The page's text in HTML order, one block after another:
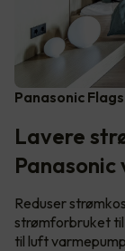
Panasonic
Lavere
Panasonic
Reduser
strømforbruket
til luft